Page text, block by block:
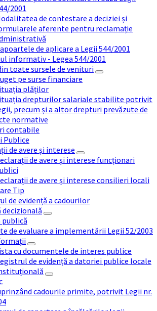
2001
de contestare a deciziei și
aferente pentru reclamație
de aplicare a Legii 544/2001
informativ - Legea 544/2001
toate sursele de venituri
pe surse financiare
plăților
drepturilor salariale stabilite potrivit
precum și a altor drepturi prevăzute de
normative
contabile
Publice
de avere și interese
de avere și interese funcționari
de avere și interese consilieri locali
Tip
de evidență a cadourilor
decizională
publică
de evaluare a implementării Legii 52/2003
cu documentele de interes publice
de evidență a datoriei publice locale
cadourile primite, potrivit Legii nr.